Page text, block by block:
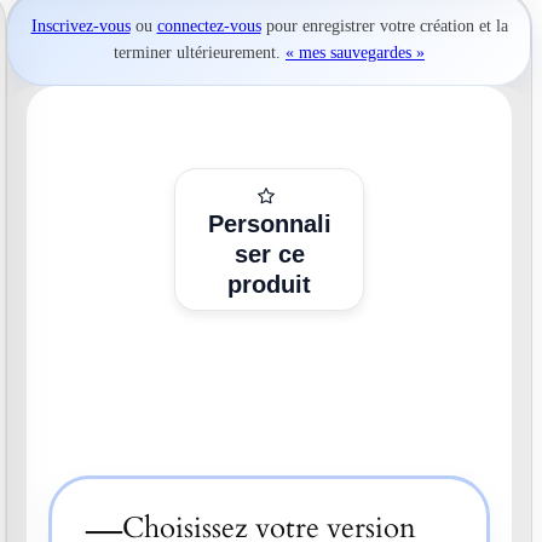
Inscrivez-vousou connectez-vouspour enregistrer votre création et la
terminer ultérieurement. « mes sauvegardes »
Personnali
ser ce
produit
—Choisissez votre version